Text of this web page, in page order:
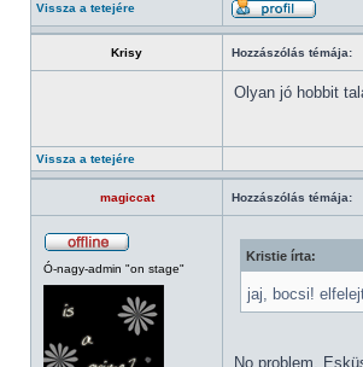
Vissza a tetejére
Krisy Hozzászólás témája:
Olyan jó hobbit
Vissza a tetejére
magiccat Hozzászólás témája:
Ó-nagy-admin "on stage"
Kristie írta:
jaj, bocsi!
No problem.